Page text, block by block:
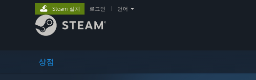
상점
Steam 설치 로그인 언어